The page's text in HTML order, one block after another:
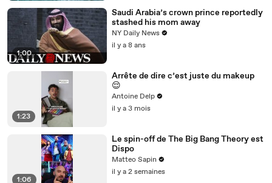
1:00
Saudi Arabia’s crown prince reportedly
stashed his mom away
NY Daily News
il y a 8 ans
1:23
Arrête de dire c’est juste du makeup
😌
Antoine Delp
il y a 3 mois
1:06
Le spin-off de The Big Bang Theory est
Dispo
Matteo Sapin
il y a 2 semaines